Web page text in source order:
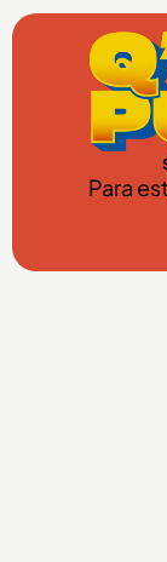
Para